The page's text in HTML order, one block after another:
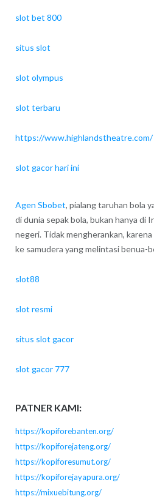
slot bet 800
situs slot
slot olympus
slot terbaru
https://www.highlandstheatre.com/
slot gacor hari ini
Agen Sbobet, pialang taruhan bola
di dunia sepak bola, bukan hanya di
negeri. Tidak mengherankan,
ke samudera yang melintasi benua-
slot88
slot resmi
situs slot gacor
slot gacor 777
PATNER KAMI:
https://kopiforebanten.org/
https://kopiforejateng.org/
https://kopiforesumut.org/
https://kopiforejayapura.org/
https://mixuebitung.org/